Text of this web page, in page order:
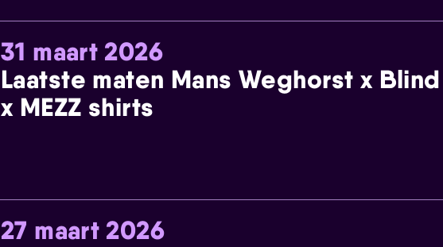
31 maart 2026
Laatste maten Mans Weghorst x
x MEZZ shirts
27 maart 2026